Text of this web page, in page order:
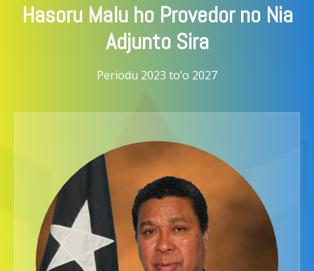
Hasoru Malu ho Provedor no Nia
Adjunto Sira
Periodu 2023 to’o 2027